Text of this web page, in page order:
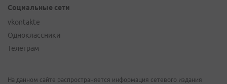
Социальные сети
vkontakte
Одноклассники
Телеграм
На данном сайте распространяется информация сетевого издания